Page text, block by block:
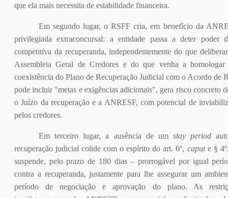
que ela mais necessita de estabilidade financeira.
Em segundo lugar, o RSFF cria, em benefício da
privilegiada extraconcursal: a entidade passa a deter poder
competitiva da recuperanda, independentemente do que
Assembleia Geral de Credores e do que venha a
coexistência do Plano de Recuperação Judicial com o Acordo de
pode incluir "metas e exigências adicionais", gera risco concreto
o Juízo da recuperação e a ANRESF, com potencial de
pelos credores.
Em terceiro lugar, a ausência de umstay period
recuperação judicial colide com o espírito do art. 6º, caput e §
suspende, pelo prazo de 180 dias – prorrogável por igual
contra a recuperanda, justamente para lhe assegurar um
período de negociação e aprovação do plano. As